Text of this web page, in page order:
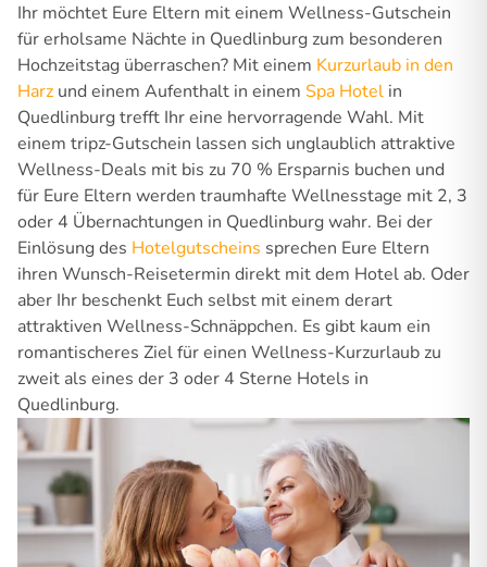
Ihr möchtet Eure Eltern mit einem Wellness-Gutschein
für erholsame Nächte in Quedlinburg zum besonderen
Hochzeitstag überraschen? Mit einem Kurzurlaub in den
Harz und einem Aufenthalt in einem Spa Hotel in
Quedlinburg trefft Ihr eine hervorragende Wahl. Mit
einem tripz-Gutschein lassen sich unglaublich attraktive
Wellness-Deals mit bis zu 70 % Ersparnis buchen und
für Eure Eltern werden traumhafte Wellnesstage mit 2, 3
oder 4 Übernachtungen in Quedlinburg wahr. Bei der
Einlösung des Hotelgutscheins sprechen Eure Eltern
ihren Wunsch-Reisetermin direkt mit dem Hotel ab. Oder
aber Ihr beschenkt Euch selbst mit einem derart
attraktiven Wellness-Schnäppchen. Es gibt kaum ein
romantischeres Ziel für einen Wellness-Kurzurlaub zu
zweit als eines der 3 oder 4 Sterne Hotels in
Quedlinburg.